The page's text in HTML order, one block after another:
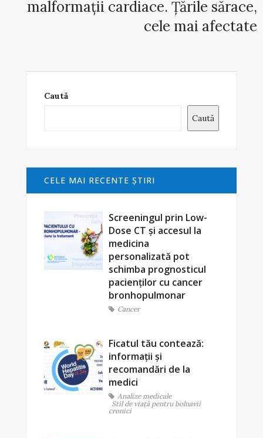
malformații cardiace. Țările sărace,
cele mai afectate
Caută
Caută
CELE MAI RECENTE ŞTIRI
Screeningul prin Low-
Dose CT și accesul la
medicina
personalizată pot
schimba prognosticul
pacienților cu cancer
bronhopulmonar
Cancer
Ficatul tău contează:
informații și
recomandări de la
medici
Analize medicale
Stil de viaţă pentru bolnavii
cronici